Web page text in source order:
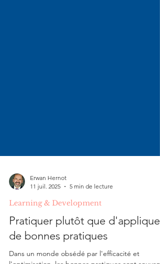
11 juil. 2025
5 min de lecture
Learning & Development
Pratiquer plutôt que d'appliquer
de bonnes pratiques